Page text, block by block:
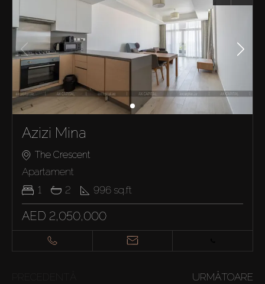
Azizi Mina
The Crescent
Apartament
1
2 996 sq.ft
AED 2,050,000
URMĂTOARE